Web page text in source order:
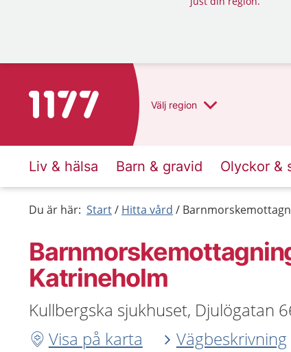
Till startsidan för 1177 Välj region
Liv & hälsa Barn & gravid Olyckor &
Du är här: Start Hitta vård
Katrineholm
Kullbergska sjukhuset, Djulögatan
Visa på karta
Vägbeskrivning